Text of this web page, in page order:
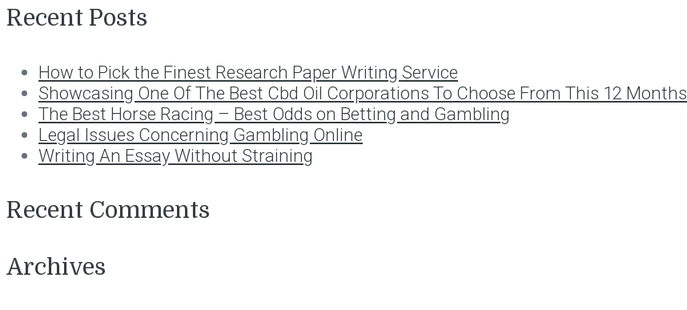
Recent Posts
How to Pick the Finest Research Paper Writing Service
Showcasing One Of The Best Cbd Oil Corporations To Choose From This 12 Months
The Best Horse Racing – Best Odds on Betting and Gambling
Legal Issues Concerning Gambling Online
Writing An Essay Without Straining
Recent Comments
Archives